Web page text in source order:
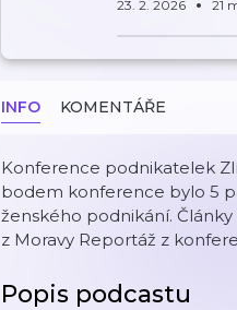
23. 2. 2026 21
INFO KOMENTÁŘE
Konference podnikatelek
bodem konference bylo 5
ženského podnikání.
z Moravy Reportáž z
Popis podcastu